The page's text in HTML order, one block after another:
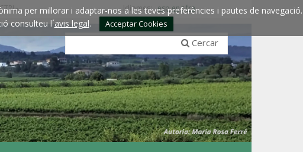
per millorar i adaptar-nos a les teves preferències i pautes de navegació.
consulteu l´avis legal. Acceptar Cookies
Idiomes:esp engfra
Cercar